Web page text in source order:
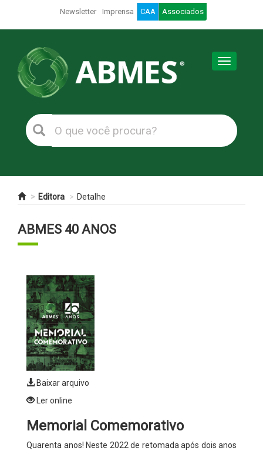
Newsletter Imprensa CAA Associados
Toggle
Editora Detalhe
ABMES 40 ANOS
Baixar arquivo
Ler online
Memorial Comemorativo
Quarenta anos! Neste 2022 de retomada após dois anos